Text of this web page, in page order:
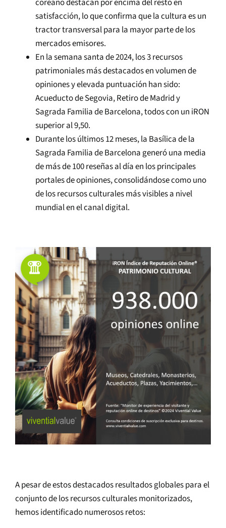
coreano destacan por encima del resto en
satisfacción, lo que confirma que la cultura es un
tractor transversal para la mayor parte de los
mercados emisores.
En la semana santa de 2024, los 3 recursos
patrimoniales más destacados en volumen de
opiniones y elevada puntuación han sido:
Acueducto de Segovia, Retiro de Madrid y
Sagrada Familia de Barcelona, todos con un iRON
superior al 9,50.
Durante los últimos 12 meses, la Basílica de la
Sagrada Familia de Barcelona generó una media
de más de 100 reseñas al día en los principales
portales de opiniones, consolidándose como uno
de los recursos culturales más visibles a nivel
mundial en el canal digital.
A pesar de estos destacados resultados globales para el
conjunto de los recursos culturales monitorizados,
hemos identificado numerosos retos: